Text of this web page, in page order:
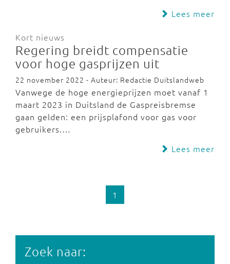
Lees meer
Kort nieuws
Regering breidt compensatie
voor hoge gasprijzen uit
22 november 2022 - Auteur: Redactie Duitslandweb
Vanwege de hoge energieprijzen moet vanaf 1
maart 2023 in Duitsland de Gaspreisbremse
gaan gelden: een prijsplafond voor gas voor
gebruikers.…
Lees meer
1
Zoek naar: